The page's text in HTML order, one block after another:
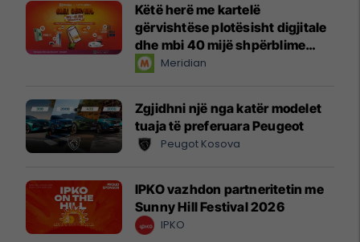
Këtë herë me kartelë
gërvishtëse plotësisht digjitale
dhe mbi 40 mijë shpërblime
instant!Meridian
Zgjidhni një nga katër modelet
tuaja të preferuara Peugeot
Peugot Kosova
IPKO vazhdon partneritetin me
Sunny Hill Festival 2026
IPKO